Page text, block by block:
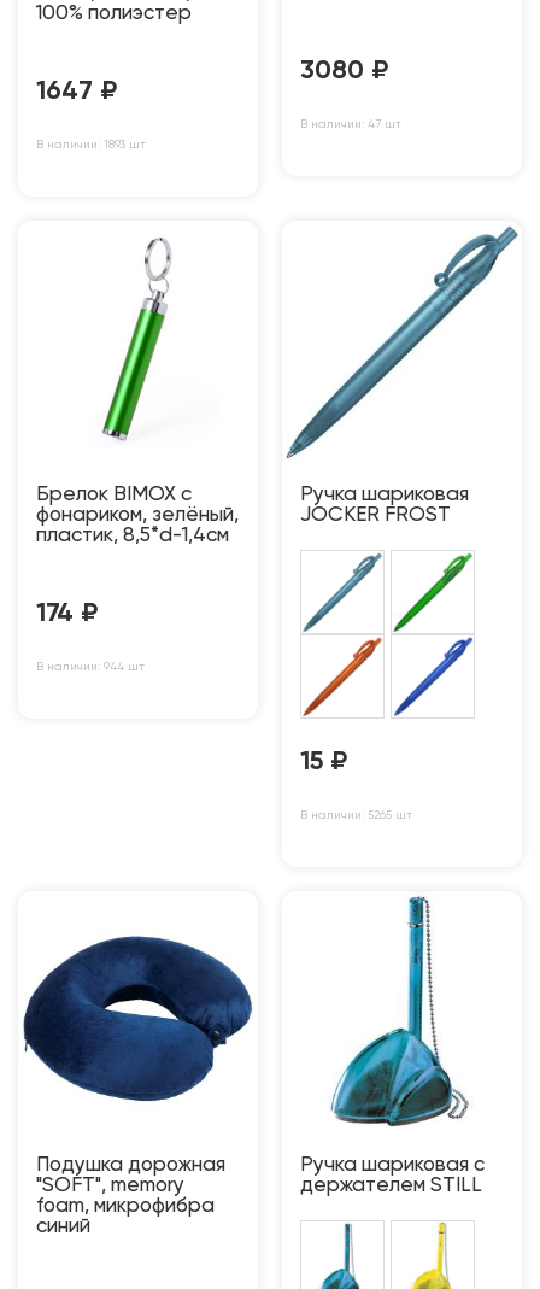
100% полиэстер
1647 ₽
В наличии: 1893 шт
3080 ₽
В наличии: 47 шт
Брелок BIMOX с
фонариком, зелёный,
пластик, 8,5*d-1,4см
174 ₽
В наличии: 944 шт
Ручка шариковая
JOCKER FROST
15 ₽
В наличии: 5265 шт
Подушка дорожная
"SOFT", memory
foam, микрофибра
синий
Ручка шариковая с
держателем STILL